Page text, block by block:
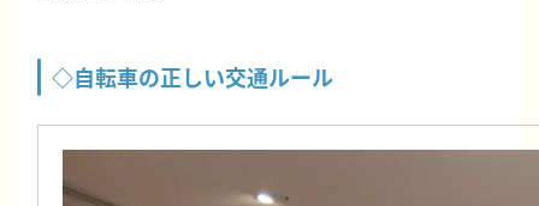
◇自転車の正しい交通ルール